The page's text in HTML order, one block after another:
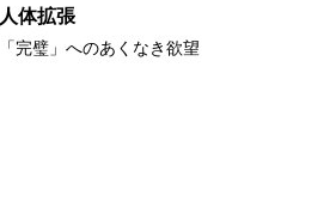
人体拡張
「完璧」へのあくなき欲望